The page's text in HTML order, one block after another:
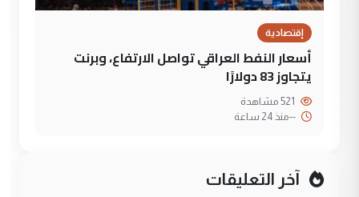
إقتصادية
أسعار النفط العراقي تواصل الارتفاع، وبرنت
يتجاوز 83 دولارًا
--منذ 24 ساعة
آخر التعليقات